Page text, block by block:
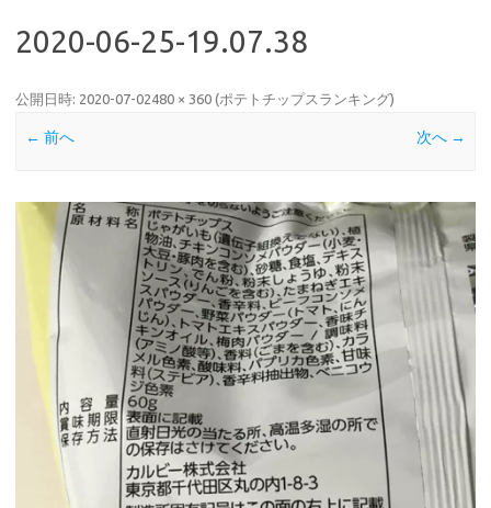
2020-06-25-19.07.38
公開日時: 2020-07-02480 × 360 (ポテトチップスランキング)
← 前へ 次へ →